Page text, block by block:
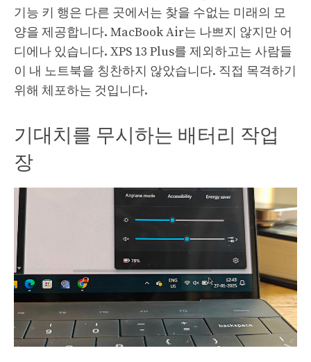
기능 키 행은 다른 곳에서는 찾을 수없는 미래의 모
양을 제공합니다. MacBook Air는 나쁘지 않지만 어
디에나 있습니다. XPS 13 Plus를 제외하고는 사람들
이 내 노트북을 칭찬하지 않았습니다. 직접 목격하기
위해 체포하는 것입니다.
기대치를 무시하는 배터리 작업
장